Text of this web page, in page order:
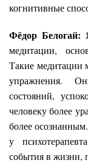
когнитивные
Фёдор Белогай:
медитации,
Такие медитации
упражнения.
состояний,
человеку более
более
у
события в жизни,